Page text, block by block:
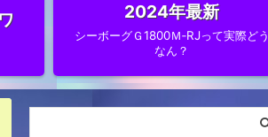
2024年最新
シーボーグＧ1800Ｍ‐RJって実際どう
なん？